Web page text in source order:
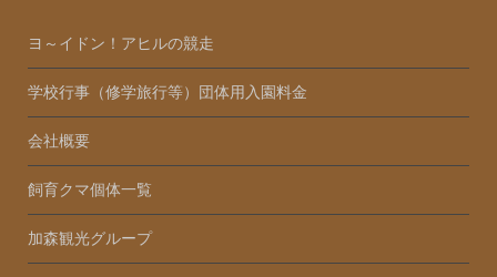
ヨ～イドン！アヒルの競走
学校行事（修学旅行等）団体用入園料金
会社概要
飼育クマ個体一覧
加森観光グループ